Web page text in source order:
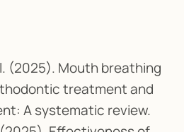
(2025). Mouth breathing
treatment and
A systematic review.